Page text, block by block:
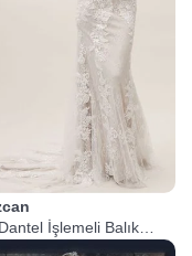
İşlemeli Balık